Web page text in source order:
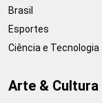
Brasil
Esportes
Ciência e Tecnologia
Arte & Cultura